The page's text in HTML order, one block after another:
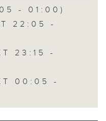
- 01:00)
22:05 -
23:15 -
00:05 -